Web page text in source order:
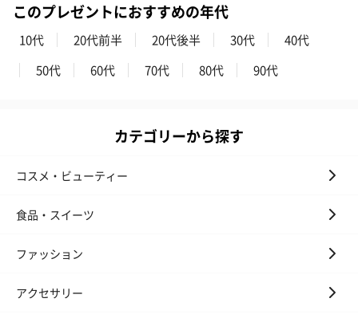
おつまみ・その他
お酒にぴったりのおつまみ・サプリを同梱してお届けいたしま
いぶりがっことチーズ
しょっつるナ
このプレゼントにおすすめの年代
10代 20代前半 20代後半 30代
40代
50代
60代 70代 80代 90代
カテゴリーから探す
コスメ・ビューティー
食品・スイーツ
ファッション
アクセサリー